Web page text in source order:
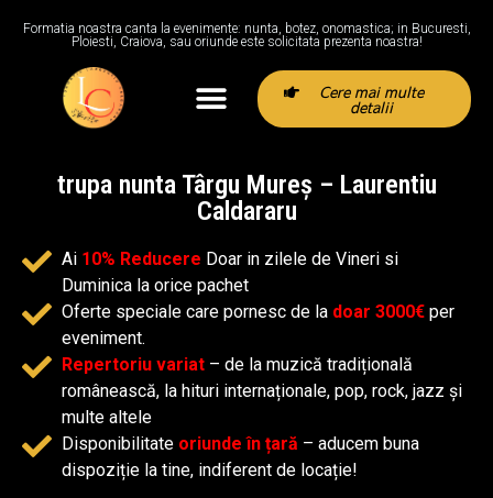
Formatia noastra canta la evenimente: nunta, botez, onomastica; in Bucuresti,
Ploiesti, Craiova, sau oriunde este solicitata prezenta noastra!
Cere mai multe
detalii
trupa nunta Târgu Mureș – Laurentiu
Caldararu
Ai 10% Reducere Doar in zilele de Vineri si
Duminica la orice pachet
Oferte speciale care pornesc de la doar 3000€per
eveniment.
Repertoriu variat – de la muzică tradițională
românească, la hituri internaționale, pop, rock, jazz și
multe altele
Disponibilitateoriunde în țară – aducem buna
dispoziție la tine, indiferent de locație!